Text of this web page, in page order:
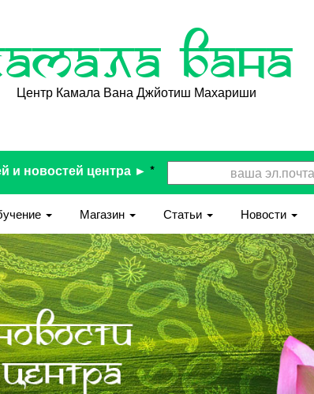
Вана
Центр Камала Вана Джйотиш Махариши
и новостей центра ► *
Магазин Статьи Новости